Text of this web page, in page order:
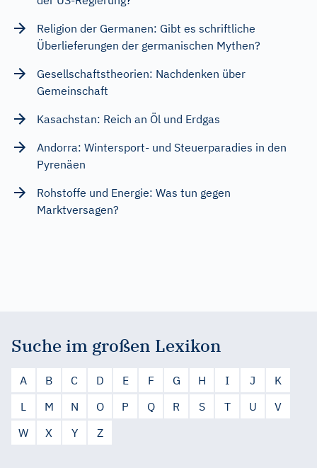
Religion der Germanen: Gibt es schriftliche
Überlieferungen der germanischen Mythen?
Gesellschaftstheorien: Nachdenken über
Gemeinschaft
Kasachstan: Reich an Öl und Erdgas
Andorra: Wintersport- und Steuerparadies in den
Pyrenäen
Rohstoffe und Energie: Was tun gegen
Marktversagen?
Suche im großen Lexikon
A B C D E F G H I J
K
L
M N O P Q R S T U
V
W
X Y Z